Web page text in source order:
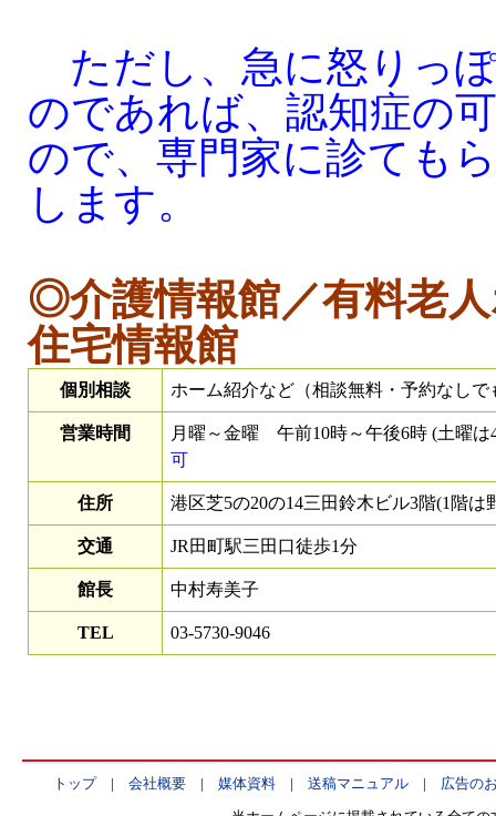
ただし、急に怒りっ
のであれば、認知症の
ので、専門家に診ても
します。
◎介護情報館／有料老
住宅情報館
個別相談 ホーム紹介など（相談無料・予約なしで
営業時間
月曜～金曜 午前10時～午後6時 (土曜
可
住所 港区芝5の20の14三田鈴木ビル3階(1階は
交通 JR田町駅三田口徒歩1分
館長 中村寿美子
TEL 03-5730-9046
トップ| 会社概要| 媒体資料| 送稿マニュアル| 広告の